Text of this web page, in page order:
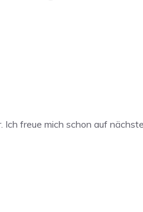
freue mich schon auf